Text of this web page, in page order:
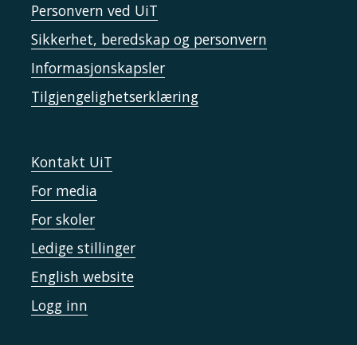
Personvern ved UiT
Sikkerhet, beredskap og personvern
Informasjonskapsler
Tilgjengelighetserklæring
Kontakt UiT
For media
For skoler
Ledige stillinger
English website
Logg inn